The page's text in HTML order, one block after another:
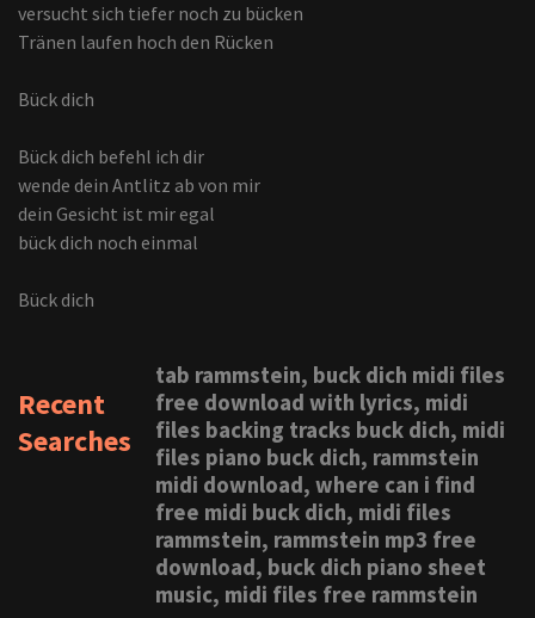
versucht sich tiefer noch zu bücken
Tränen laufen hoch den Rücken
Bück dich
Bück dich befehl ich dir
wende dein Antlitz ab von mir
dein Gesicht ist mir egal
bück dich noch einmal
Bück dich
Recent
Searches
tab rammstein, buck dich midi files
free download with lyrics, midi
files backing tracks buck dich, midi
files piano buck dich, rammstein
midi download, where can i find
free midi buck dich, midi files
rammstein, rammstein mp3 free
download, buck dich piano sheet
music, midi files free rammstein